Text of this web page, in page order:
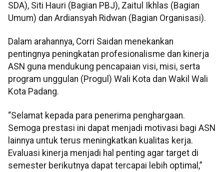
SDA), Siti Hauri (Bagian PBJ), Zaitul Ikhlas (Bagian
Umum) dan Ardiansyah Ridwan (Bagian Organisasi).
Dalam arahannya, Corri Saidan menekankan
pentingnya peningkatan profesionalisme dan kinerja
ASN guna mendukung pencapaian visi, misi, serta
program unggulan (Progul) Wali Kota dan Wakil Wali
Kota Padang.
“Selamat kepada para penerima penghargaan.
Semoga prestasi ini dapat menjadi motivasi bagi ASN
lainnya untuk terus meningkatkan kualitas kerja.
Evaluasi kinerja menjadi hal penting agar target di
semester berikutnya dapat tercapai lebih optimal,”